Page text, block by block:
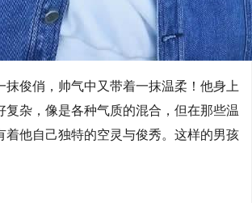
抹俊俏，帅气中又带着一抹温柔！他身上
复杂，像是各种气质的混合，但在那些温
着他自己独特的空灵与俊秀。这样的男孩